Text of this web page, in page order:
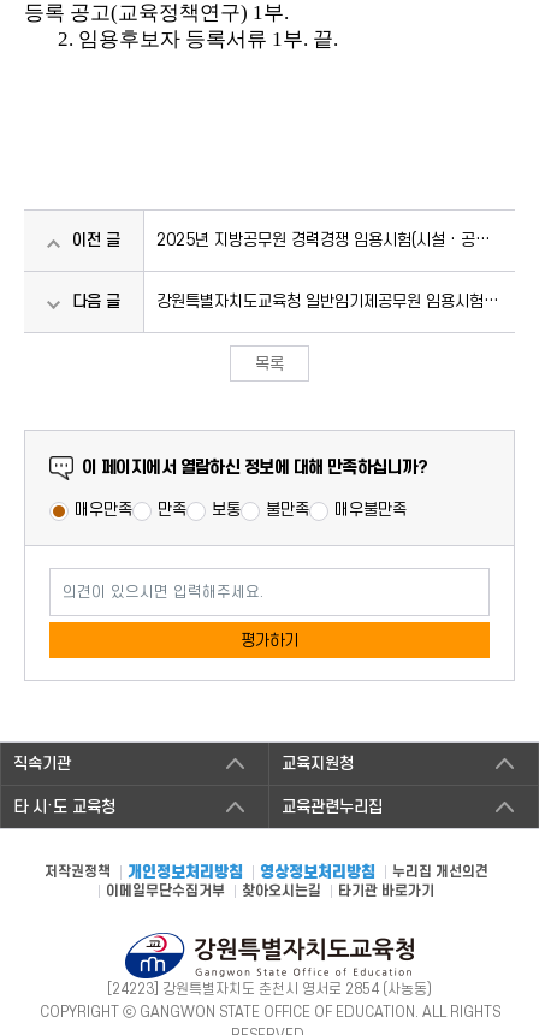
등록 공고(교육정책연구) 1부.
2. 임용후보자 등록서류 1부. 끝.
이전 글 2025년 지방공무원 경력경쟁 임용시험(시설 · 공업)
추가 합격자 결정 및 임용후보 등록 공고
다음 글 강원특별자치도교육청 일반임기제공무원 임용시험 최
종합격자 및 임용후보자 등록 공고(감사분야-6급)
목록
만족도 조사
이 페이지에서 열람하신 정보에 대해 만족하십니까?
매우만족 만족 보통 불만족 매우불만족
평가하기
직속기관 교육지원청
타 시·도 교육청 교육관련누리집
저작권정책 개인정보처리방침 영상정보처리방침
누리집 개선의견
이메일무단수집거부
찾아오시는길 타기관 바로가기
[24223] 강원특별자치도 춘천시 영서로 2854 (사농동)
COPYRIGHT ⓒ GANGWON STATE OFFICE OF EDUCATION. ALL RIGHTS